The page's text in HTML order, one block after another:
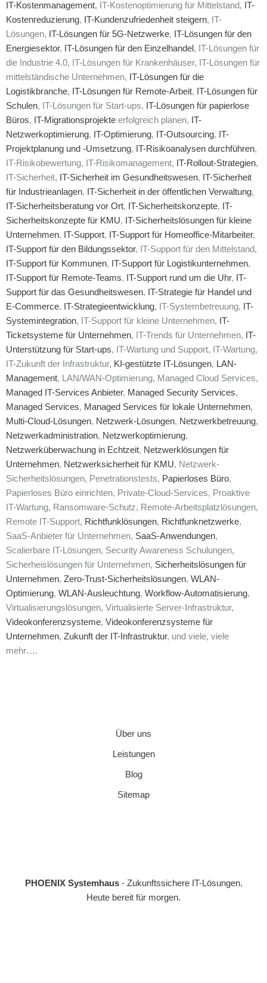
IT-Kostenmanagement, IT-Kostenoptimierung für Mittelstand, IT-
Kostenreduzierung, IT-Kundenzufriedenheit steigern, IT-
Lösungen, IT-Lösungen für 5G-Netzwerke, IT-Lösungen für den
Energiesektor, IT-Lösungen für den Einzelhandel , IT-Lösungen für
die Industrie 4.0, IT-Lösungen für Krankenhäuser, IT-Lösungen für
mittelständische Unternehmen, IT-Lösungen für die
Logistikbranche, IT-Lösungen für Remote-Arbeit, IT-Lösungen für
Schulen, IT-Lösungen für Start-ups, IT-Lösungen für papierlose
Büros, IT-Migrationsprojekte erfolgreich planen, IT-
Netzwerkoptimierung, IT-Optimierung, IT-Outsourcing, IT-
Projektplanung und -Umsetzung, IT-Risikoanalysen durchführen,
IT-Risikobewertung, IT-Risikomanagement, IT-Rollout-Strategien,
IT-Sicherheit, IT-Sicherheit im Gesundheitswesen, IT-Sicherheit
für Industrieanlagen, IT-Sicherheit in der öffentlichen Verwaltung,
IT-Sicherheitsberatung vor Ort, IT-Sicherheitskonzepte, IT-
Sicherheitskonzepte für KMU, IT-Sicherheitslösungen für kleine
Unternehmen, IT-Support, IT-Support für Homeoffice-Mitarbeiter,
IT-Support für den Bildungssektor, IT-Support für den Mittelstand,
IT-Support für Kommunen, IT-Support für Logistikunternehmen,
IT-Support für Remote-Teams, IT-Support rund um die Uhr, IT-
Support für das Gesundheitswesen, IT-Strategie für Handel und
E-Commerce, IT-Strategieentwicklung, IT-Systembetreuung, IT-
Systemintegration, IT-Support für kleine Unternehmen, IT-
Ticketsysteme für Unternehmen, IT-Trends für Unternehmen, IT-
Unterstützung für Start-ups, IT-Wartung und Support, IT-Wartung,
IT-Zukunft der Infrastruktur, KI-gestützte IT-Lösungen, LAN-
Management, LAN/WAN-Optimierung, Managed Cloud Services,
Managed IT-Services Anbieter, Managed Security Services,
Managed Services, Managed Services für lokale Unternehmen,
Multi-Cloud-Lösungen, Netzwerk-Lösungen, Netzwerkbetreuung,
Netzwerkadministration, Netzwerkoptimierung,
Netzwerküberwachung in Echtzeit, Netzwerklösungen für
Unternehmen, Netzwerksicherheit für KMU, Netzwerk-
Sicherheitslösungen, Penetrationstests, Papierloses Büro,
Papierloses Büro einrichten, Private-Cloud-Services, Proaktive
IT-Wartung, Ransomware-Schutz, Remote-Arbeitsplatzlösungen,
Remote IT-Support, Richtfunklösungen, Richtfunknetzwerke,
SaaS-Anbieter für Unternehmen, SaaS-Anwendungen,
Scalierbare IT-Lösungen, Security Awareness Schulungen,
Sicherheislösungen für Unternehmen, Sicherheitslösungen für
Unternehmen, Zero-Trust-Sicherheitslösungen, WLAN-
Optimierung, WLAN-Ausleuchtung, Workflow-Automatisierung,
Virtualisierungslösungen, Virtualisierte Server-Infrastruktur,
Videokonferenzsysteme, Videokonferenzsysteme für
Unternehmen, Zukunft der IT-Infrastruktur, und viele, viele
mehr….
Über uns
Leistungen
Blog
Sitemap
PHOENIX Systemhaus- Zukunftssichere IT-Lösungen.
Heute bereit für morgen.